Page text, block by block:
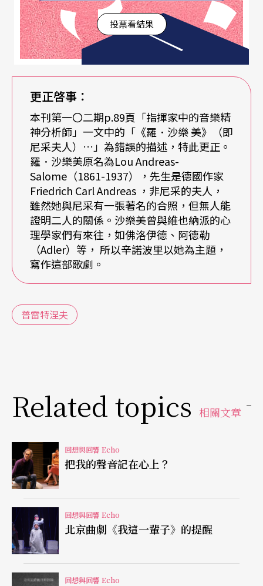
崇高境界──可以說是某種偶發的特定『振幅』引
導著我──讓我儘快進入『重新發現』音樂的過
程。我的目標是如何將事情做得更自然、自如、有
效率。這些是每當我開一場演奏會時，最想探討的
方向」。（註2 ）
當我們瞭解普雷特涅夫的企圖之後，自然能夠融入
他彈奏時所想表達的意念。
「首演」獨奏會
普雷特涅夫算是少數音樂家中，同時能讓同行演奏
家與業餘愛樂者尊敬而崇拜的。主要的原因是來自
他高超的音樂技藝，同時身兼作曲家、指揮家與鋼
琴家等身分，並能在每一方面都達到頂尖的職業水
準。他沒有「多餘」的時間去追求「商業化形象」
與「職業生涯」，而這也正是他與其他「音樂明
奏會（Debut Concert）。
這位在各地有重要音樂演出的鋼琴家，在去年十一
月一日，以四十三歲的「高齡」，被西方經紀人以
「首演獨奏會」的形式正式引介至西方樂界。這場
重要首演的獨奏會曲目也是他此季巡迴的曲目；在
台北，基本上他也以貝多芬最後一首奏鳴曲為主
軸，之前為巴赫－布梭尼的《夏康舞曲》，之後以
四首重要蕭邦作品作為下半場的曲目。
投票看結果
更正啓事：
本刊第一〇二期p.89頁「指揮家中的音樂精
神分析師」一文中的「《羅．沙樂 美》（即
尼采夫人）…」為錯誤的描述，特此更正。
羅．沙樂美原名為Lou Andreas-
Salome（1861-1937），先生是德國作家
Friedrich Carl Andreas ，非尼采的夫人，
雖然她與尼采有一張著名的合照，但無人能
證明二人的關係。沙樂美曾與維也納派的心
理學家們有來往，如佛洛伊德、阿德勒
（Adler）等， 所以辛諾波里以她為主題，
寫作這部歌劇。
普雷特涅夫
Related topics 相關文章
回想與回響 Echo
把我的聲音記在心上？
回想與回響 Echo
北京曲劇《我這一輩子》的提醒
回想與回響 Echo